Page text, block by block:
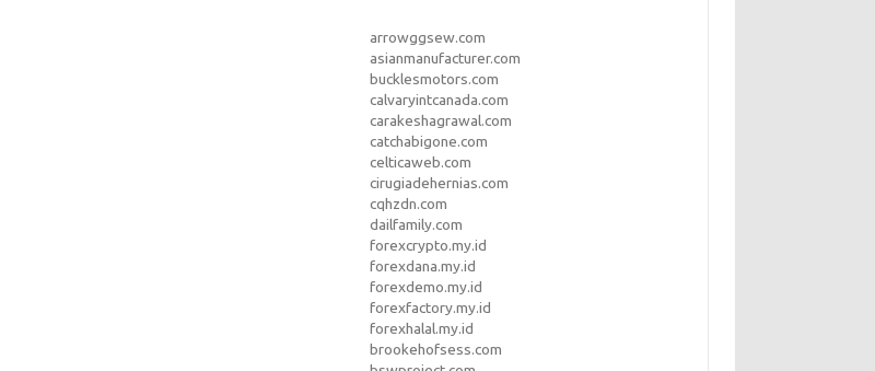
arrowggsew.com
asianmanufacturer.com
bucklesmotors.com
calvaryintcanada.com
carakeshagrawal.com
catchabigone.com
celticaweb.com
cirugiadehernias.com
cqhzdn.com
dailfamily.com
forexcrypto.my.id
forexdana.my.id
forexdemo.my.id
forexfactory.my.id
forexhalal.my.id
brookehofsess.com